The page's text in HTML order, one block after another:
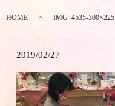
HOME IMG_4535-300×225
2019/02/27